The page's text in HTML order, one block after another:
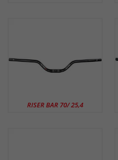
RISER BAR 70/ 25,4